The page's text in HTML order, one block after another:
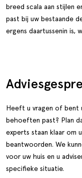
breed scala aan stijlen
past bij uw bestaande
ergens daartussenin is,
Heeft u vragen of bent
behoeften past? Plan
experts staan klaar om
beantwoorden. We
voor uw huis en u
specifieke situatie.